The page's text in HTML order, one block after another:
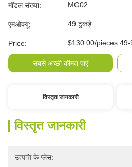
मॉडल संख्या: MG02
एमओक्यू: 49 टुकड़े
Price: $130.00/pieces
सबसे अच्छी कीमत पाएं
विस्तृत जानकारी
विस्तृत जानकारी
उत्पत्ति के प्लेस: